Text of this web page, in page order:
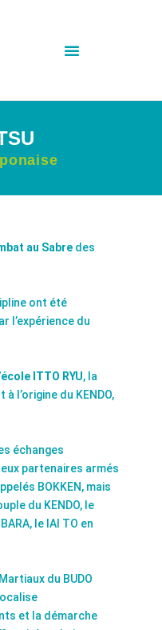
au Sabredes
ont été
l’expérience du
ITTO RYU, la
l’origine du KENDO,
échanges
partenaires armés
BOKKEN, mais
du KENDO, le
le IAI TO en
du BUDO
et la démarche